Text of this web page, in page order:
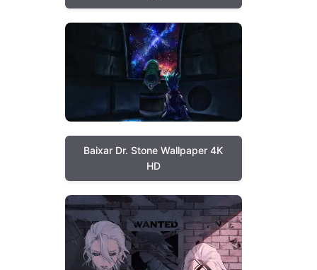
Baixar Dr. Stone Wallpaper 4K
HD